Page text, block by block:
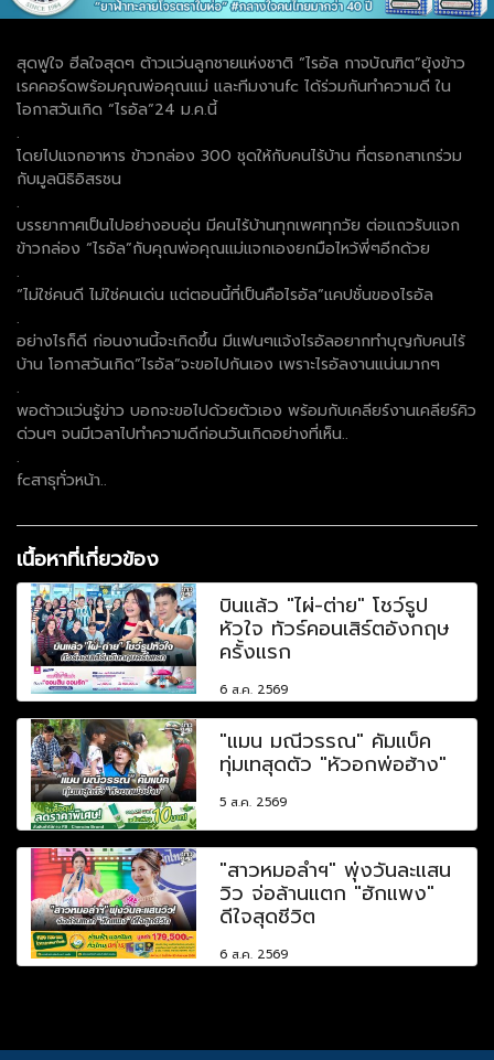
สุดฟูใจ ฮีลใจสุดๆ ต้าวแว่นลูกชายแห่งชาติ “ไรอัล กาจบัณฑิต”ยุ้งข้าว
เรคคอร์ดพร้อมคุณพ่อคุณแม่ และทีมงานfc ได้ร่วมกันทำความดี ใน
โอกาสวันเกิด “ไรอัล”24 ม.ค.นี้
.
โดยไปแจกอาหาร ข้าวกล่อง 300 ชุดให้กับคนไร้บ้าน ที่ตรอกสาเกร่วม
กับมูลนิธิอิสรชน
.
บรรยากาศเป็นไปอย่างอบอุ่น มีคนไร้บ้านทุกเพศทุกวัย ต่อแถวรับแจก
ข้าวกล่อง “ไรอัล”กับคุณพ่อคุณแม่แจกเองยกมือไหว้พี่ๆอีกด้วย
.
“ไม่ใช่คนดี ไม่ใช่คนเด่น แต่ตอนนี้ที่เป็นคือไรอัล”แคปชั่นของไรอัล
.
อย่างไรก็ดี ก่อนงานนี้จะเกิดขึ้น มีแฟนๆแจ้งไรอัลอยากทำบุญกับคนไร้
บ้าน โอกาสวันเกิด”ไรอัล”จะขอไปกันเอง เพราะไรอัลงานแน่นมากๆ
.
พอต้าวแว่นรู้ข่าว บอกจะขอไปด้วยตัวเอง พร้อมกับเคลียร์งานเคลียร์คิว
ด่วนๆ จนมีเวลาไปทำความดีก่อนวันเกิดอย่างที่เห็น..
.
fcสาธุทั่วหน้า..
เนื้อหาที่เกี่ยวข้อง
บินแล้ว "ไผ่-ต่าย" โชว์รูป
หัวใจ ทัวร์คอนเสิร์ตอังกฤษ
ครั้งแรก
6 ส.ค. 2569
"แมน มณีวรรณ" คัมแบ็ค
ทุ่มเทสุดตัว "หัวอกพ่อฮ้าง"
5 ส.ค. 2569
"สาวหมอลำฯ" พุ่งวันละแสน
วิว จ่อล้านแตก "ฮักแพง"
ดีใจสุดชีวิต
6 ส.ค. 2569